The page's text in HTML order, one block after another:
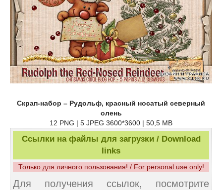
Скрап-набор – Рудольф, красный носатый северный
олень
12 PNG | 5 JPEG 3600*3600 | 50,5 MB
Ссылки на файлы для загрузки / Download
links
Только для личного пользования! / For personal use only!
Для получения ссылок, посмотрите